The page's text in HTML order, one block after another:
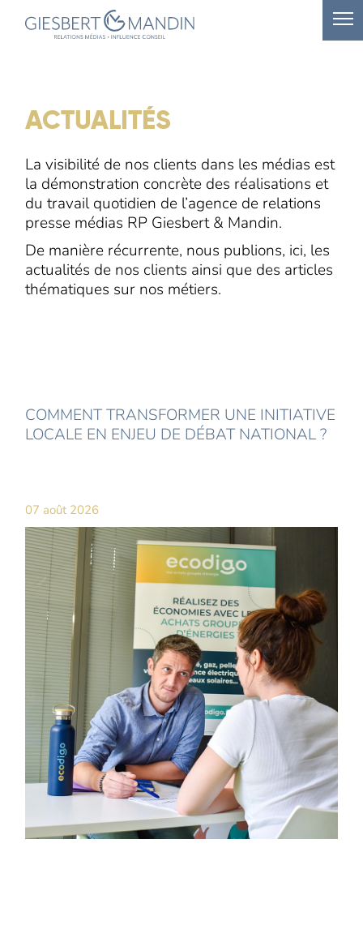
ACTUALITÉS
La visibilité de nos clients dans les médias est
la démonstration concrète des réalisations et
du travail quotidien de l’agence de relations
presse médias RP Giesbert & Mandin.
De manière récurrente, nous publions, ici, les
actualités de nos clients ainsi que des articles
thématiques sur nos métiers.
COMMENT TRANSFORMER UNE INITIATIVE
LOCALE EN ENJEU DE DÉBAT NATIONAL ?
07 août 2026